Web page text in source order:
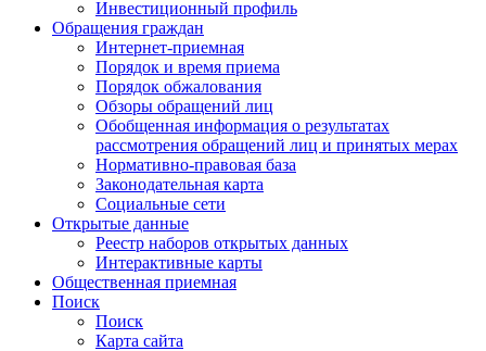
Инвестиционный профиль
Обращения граждан
Интернет-приемная
Порядок и время приема
Порядок обжалования
Обзоры обращений лиц
Обобщенная информация о результатах
рассмотрения обращений лиц и принятых мерах
Нормативно-правовая база
Законодательная карта
Социальные сети
Открытые данные
Реестр наборов открытых данных
Интерактивные карты
Общественная приемная
Поиск
Поиск
Карта сайта